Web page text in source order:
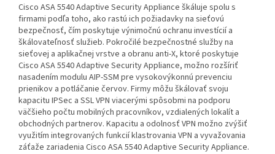
Cisco ASA 5540 Adaptive Security Appliance škáluje spolu s
firmami podľa toho, ako rastú ich požiadavky na sieťovú
bezpečnosť, čím poskytuje výnimočnú ochranu investícií a
škálovateľnosť služieb. Pokročilé bezpečnostné služby na
sieťovej a aplikačnej vrstve a obranu anti-X, ktoré poskytuje
Cisco ASA 5540 Adaptive Security Appliance, možno rozšíriť
nasadením modulu AIP-SSM pre vysokovýkonnú prevenciu
prienikov a potláčanie červov. Firmy môžu škálovať svoju
kapacitu IPSec a SSL VPN viacerými spôsobmi na podporu
väčšieho počtu mobilných pracovníkov, vzdialených lokalít a
obchodných partnerov. Kapacitu a odolnosť VPN možno zvýšiť
využitím integrovaných funkcií klastrovania VPN a vyvažovania
záťaže zariadenia Cisco ASA 5540 Adaptive Security Appliance.